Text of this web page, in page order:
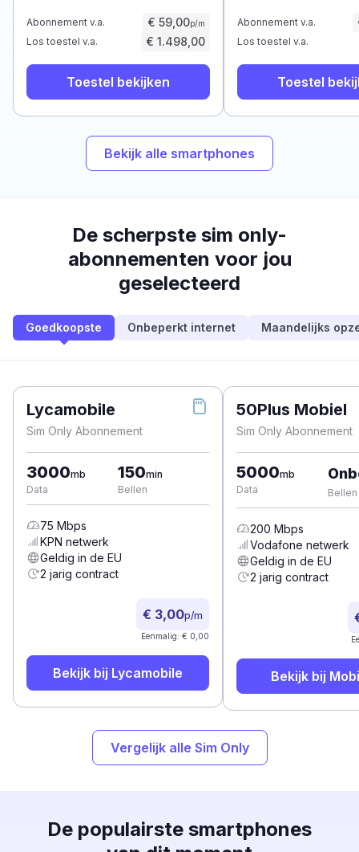
Abonnement v.a. € 59,00p/m
Los toestel v.a. € 1.498,00
Toestel bekijken
Abonnement v.a.
Los toestel v.a.
Toestel
Bekijk alle smartphones
De scherpste sim only-
abonnementen voor jou
geselecteerd
Goedkoopste Onbeperkt internet Maandelijks
Lycamobile
Sim Only Abonnement
3000mb
Data
150min
Bellen
75 Mbps
KPN netwerk
Geldig in de EU
2 jarig contract
€ 3,00p/m
Eenmalig: € 0,00
Bekijk bij Lycamobile
50Plus Mobiel
Sim Only Abonnement
5000mb
Data
Bellen
200 Mbps
Vodafone netwerk
Geldig in de EU
2 jarig contract
Bekijk bij
Vergelijk alle Sim Only
De populairste smartphones